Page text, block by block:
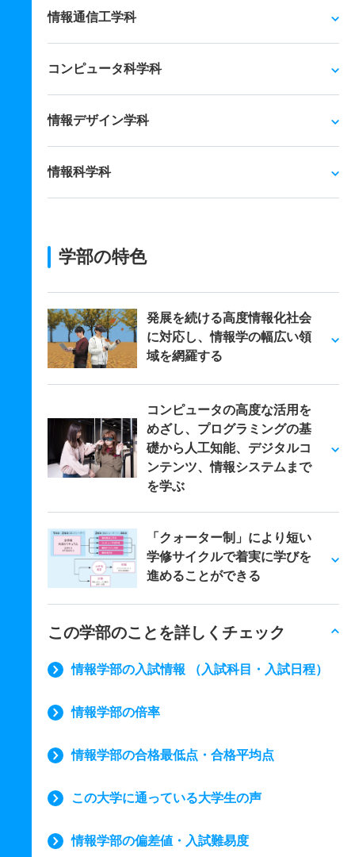
情報通信工学科
コンピュータ科学科
情報デザイン学科
情報科学科
学部の特色
発展を続ける高度情報化社会
に対応し、情報学の幅広い領
域を網羅する
コンピュータの高度な活用を
めざし、プログラミングの基
礎から人工知能、デジタルコ
ンテンツ、情報システムまで
を学ぶ
「クォーター制」により短い
学修サイクルで着実に学びを
進めることができる
この学部のことを詳しくチェック
情報学部の入試情報 （入試科目・入試日程）
情報学部の倍率
情報学部の合格最低点・合格平均点
この大学に通っている大学生の声
情報学部の偏差値・入試難易度